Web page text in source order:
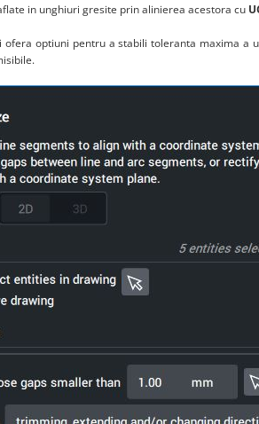
in unghiuri gresite prin alinierea acestora cu
optiuni pentru a stabili toleranta maxima a